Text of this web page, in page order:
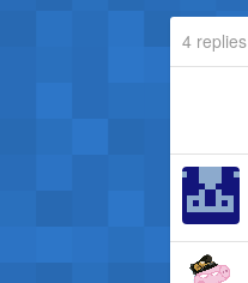
4 replies